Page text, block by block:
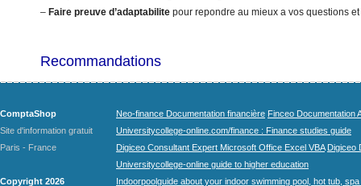
– Faire preuve d’adaptabilite pour repondre au mieux a vos questions
Recommandations
ComptaShop
Site d'information gratuit
Paris - France
Copyright 2026
Neo-finance Documentation financière Finceo Documentation
Universitycollege-online.com/finance : Finance studies guide
Digiceo Consultant Expert Microsoft Office Excel VBA Digiceo
Universitycollege-online guide to higher education
Indoorpoolguide about your indoor swimming pool, hot tub,